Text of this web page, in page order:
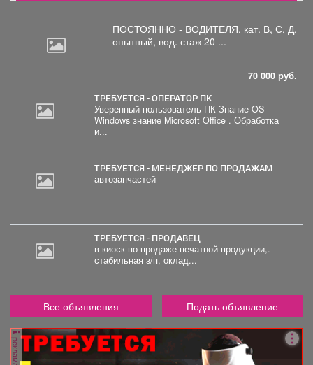
ПОСТОЯННО - ВОДИТЕЛЯ, кат. В, С, Д,
опытный, вод. стаж 20 ...
70 000 руб.
ТРЕБУЕТСЯ - ОПЕРАТОР ПК
Уверенный пользователь ПК Знание OS
Windows знание Microsoft Office . Обработка
и...
ТРЕБУЕТСЯ - МЕНЕДЖЕР ПО ПРОДАЖАМ
автозапчастей
ТРЕБУЕТСЯ - ПРОДАВЕЦ
в киоск по продаже печатной продукции,.
стабильная з/п, оклад...
Все объявления Подать объявление
реклама